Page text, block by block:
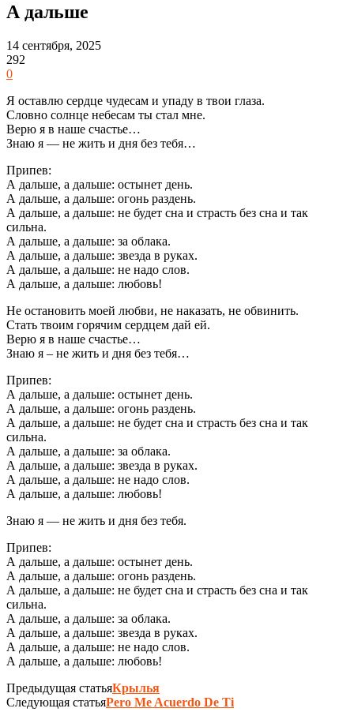
А дальше
14 сентября, 2025
292
0
Я оставлю сердце чудесам и упаду в твои глаза.
Словно солнце небесам ты стал мне.
Верю я в наше счастье…
Знаю я — не жить и дня без тебя…
Припев:
А дальше, а дальше: остынет день.
А дальше, а дальше: огонь раздень.
А дальше, а дальше: не будет сна и страсть без сна и так
сильна.
А дальше, а дальше: за облака.
А дальше, а дальше: звезда в руках.
А дальше, а дальше: не надо слов.
А дальше, а дальше: любовь!
Не остановить моей любви, не наказать, не обвинить.
Стать твоим горячим сердцем дай ей.
Верю я в наше счастье…
Знаю я – не жить и дня без тебя…
Припев:
А дальше, а дальше: остынет день.
А дальше, а дальше: огонь раздень.
А дальше, а дальше: не будет сна и страсть без сна и так
сильна.
А дальше, а дальше: за облака.
А дальше, а дальше: звезда в руках.
А дальше, а дальше: не надо слов.
А дальше, а дальше: любовь!
Знаю я — не жить и дня без тебя.
Припев:
А дальше, а дальше: остынет день.
А дальше, а дальше: огонь раздень.
А дальше, а дальше: не будет сна и страсть без сна и так
сильна.
А дальше, а дальше: за облака.
А дальше, а дальше: звезда в руках.
А дальше, а дальше: не надо слов.
А дальше, а дальше: любовь!
Предыдущая статьяКрылья
Следующая статьяPero Me Acuerdo De Ti